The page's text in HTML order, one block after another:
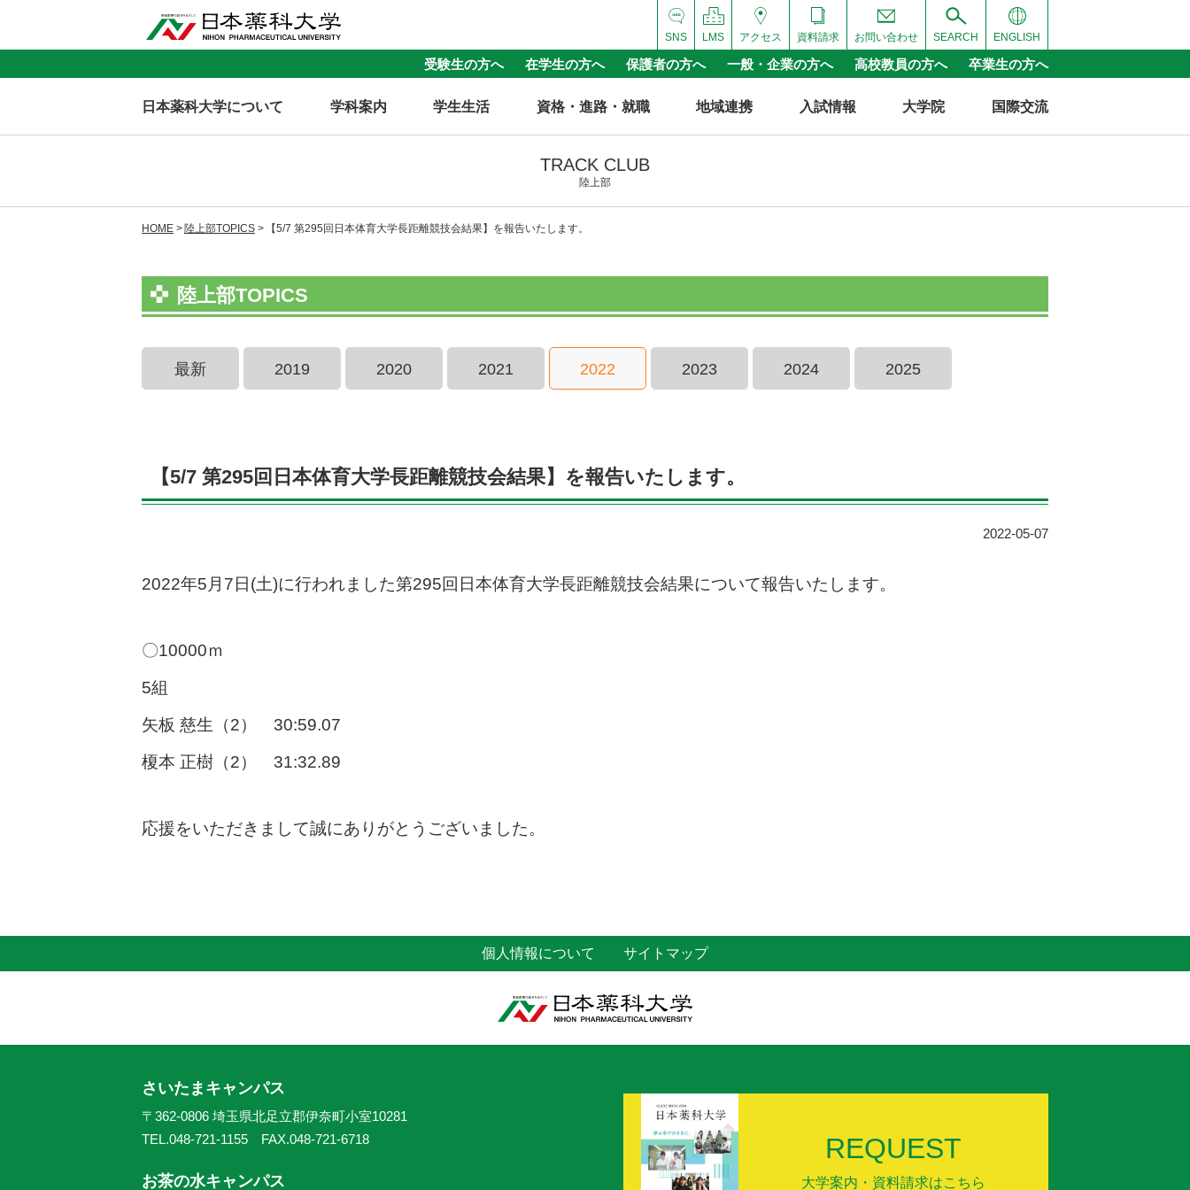
ENGLISH
SEARCH
お問い合わせ
資料請求
アクセス
LMS
SNS
受験生の方へ 在学生の方へ 保護者の方へ 一般・企業の方へ 高校教員の方へ 卒業生の方へ
日本薬科大学について 学科案内 学生生活 資格・進路・就職 地域連携 入試情報 大学院 国際交流
TRACK CLUB
陸上部
HOME 陸上部TOPICS 【5/7 第295回日本体育大学長距離競技会結果】を報告いたします。
陸上部TOPICS
最新 2019 2020 2021 2022 2023 2024 2025
【5/7 第295回日本体育大学長距離競技会結果】を報告いたします。
2022-05-07
2022年5月7日(土)に行われました第295回日本体育大学長距離競技会結果について報告いたします。
〇10000ｍ
5組
矢板 慈生（2） 30:59.07
榎本 正樹（2） 31:32.89
応援をいただきまして誠にありがとうございました。
個人情報について サイトマップ
REQUEST
大学案内・資料請求はこちら
さいたまキャンパス
〒362-0806 埼玉県北足立郡伊奈町小室10281
TEL.048-721-1155 FAX.048-721-6718
お茶の水キャンパス